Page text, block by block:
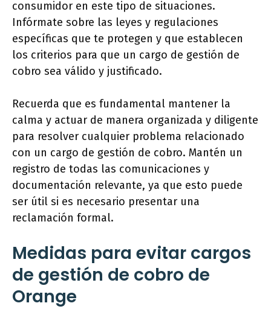
consumidor en este tipo de situaciones.
Infórmate sobre las leyes y regulaciones
específicas que te protegen y que establecen
los criterios para que un cargo de gestión de
cobro sea válido y justificado.
Recuerda que es fundamental mantener la
calma y actuar de manera organizada y diligente
para resolver cualquier problema relacionado
con un cargo de gestión de cobro. Mantén un
registro de todas las comunicaciones y
documentación relevante, ya que esto puede
ser útil si es necesario presentar una
reclamación formal.
Medidas para evitar cargos
de gestión de cobro de
Orange